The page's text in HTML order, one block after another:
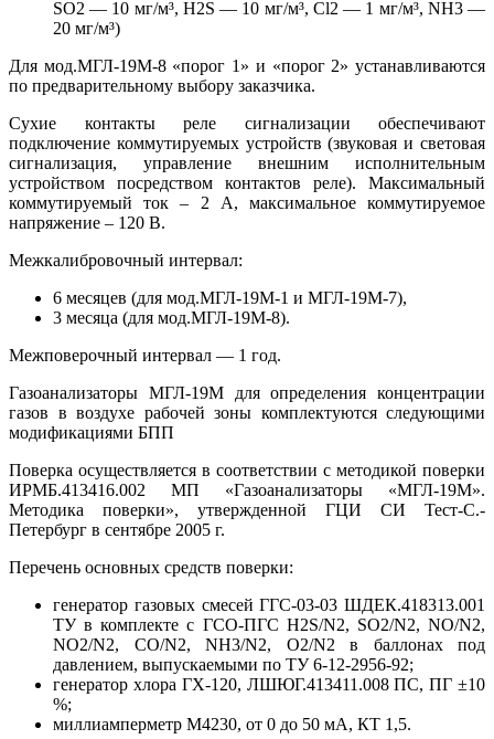
SO2 — 10 мг/м³, H2S — 10 мг/м³, Cl2 — 1 мг/м³, NH3 —
20 мг/м³)
Для мод.МГЛ-19М-8 «порог 1» и «порог 2» устанавливаются
по предварительному выбору заказчика.
Сухие контакты реле сигнализации обеспечивают
подключение коммутируемых устройств (звуковая и световая
сигнализация, управление внешним исполнительным
устройством посредством контактов реле). Максимальный
коммутируемый ток – 2 А, максимальное коммутируемое
напряжение – 120 В.
Межкалибровочный интервал:
6 месяцев (для мод.МГЛ-19М-1 и МГЛ-19М-7),
3 месяца (для мод.МГЛ-19М-8).
Межповерочный интервал — 1 год.
Газоанализаторы МГЛ-19М для определения концентрации
газов в воздухе рабочей зоны комплектуются следующими
модификациями БПП
Поверка осуществляется в соответствии с методикой поверки
ИРМБ.413416.002 МП «Газоанализаторы «МГЛ-19М».
Методика поверки», утвержденной ГЦИ СИ Тест-С.-
Петербург в сентябре 2005 г.
Перечень основных средств поверки:
генератор газовых смесей ГГС-03-03 ШДЕК.418313.001
ТУ в комплекте с ГСО-ПГС H2S/N2, SO2/N2, NO/N2,
NO2/N2, CO/N2, NH3/N2, O2/N2 в баллонах под
давлением, выпускаемыми по ТУ 6-12-2956-92;
генератор хлора ГХ-120, ЛШЮГ.413411.008 ПС, ПГ ±10
%;
миллиамперметр М4230, от 0 до 50 мА, КТ 1,5.